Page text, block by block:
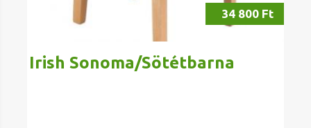
34 800 Ft
Irish Sonoma/Sötétbarna